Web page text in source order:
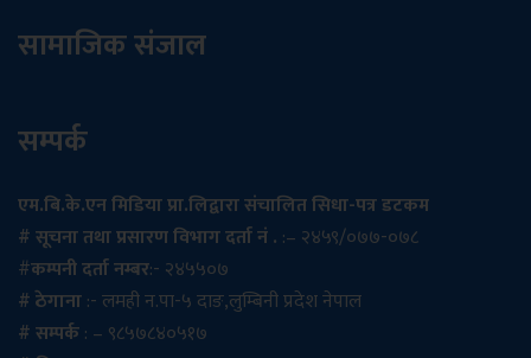
सामाजिक संजाल
सम्पर्क
एम.बि.के.एन मिडिया प्रा.लिद्वारा संचालित सिधा-पत्र डटकम
# सूचना तथा प्रसारण विभाग दर्ता नं . :– २४५९/०७७-०७८
#कम्पनी दर्ता नम्बर:- २४५५०७
# ठेगाना:- लमही न.पा-५ दाङ,लुम्बिनी प्रदेश नेपाल
# सम्पर्क: – ९८५७८४०५१७